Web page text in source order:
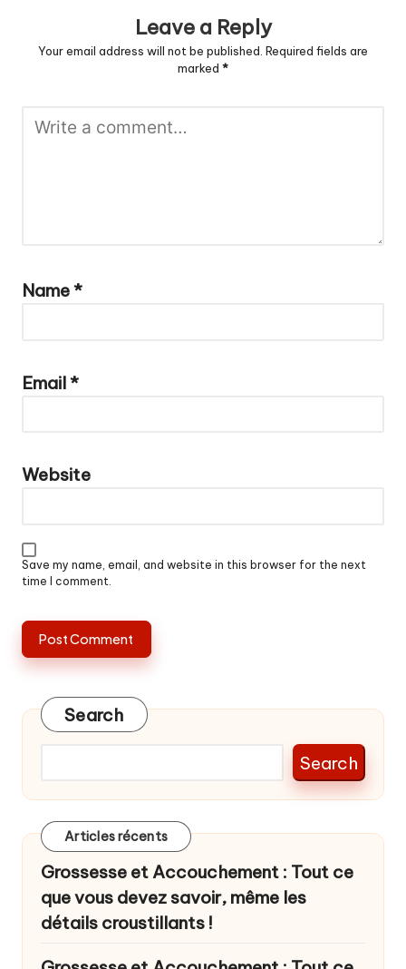
Leave a Reply
Your email address will not be published. Required fields are
marked *
Name*
Email*
Website
Save my name, email, and website in this browser for the next
time I comment.
Search
Search
Articles récents
Grossesse et Accouchement : Tout ce
que vous devez savoir, même les
détails croustillants !